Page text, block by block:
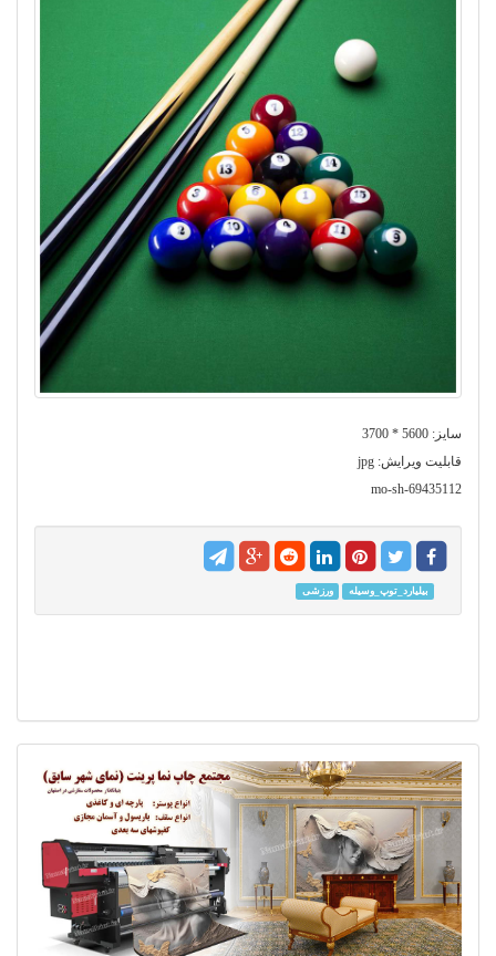
سایز: 5600 * 3700
قابلیت ویرایش: jpg
mo-sh-69435112
بیلیارد_توپ_وسیله ورزشی